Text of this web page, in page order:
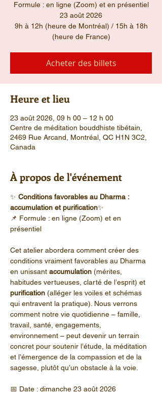
Formule : en ligne (Zoom) et en présentiel
23 août 2026
9h à 12h (heure de Montréal) / 15h à 18h
(heure de France)
Acheter des billets
Heure et lieu
23 août 2026, 09 h 00 – 12 h 00
Centre de méditation bouddhiste tibétain,
2469 Rue Arcand, Montréal, QC H1N 3C2,
Canada
À propos de l'événement
✨ Conditions favorables au Dharma :
accumulation et purification✨
📌 Formule : en ligne (Zoom) et en
présentiel
Cet atelier abordera comment créer des
conditions vraiment favorables au Dharma
en unissant accumulation (mérites,
habitudes vertueuses, clarté de l’esprit) et
purification (alléger les voiles et schémas
qui entravent la pratique). Nous verrons
comment notre vie quotidienne – famille,
travail, santé, engagements,
environnement – peut devenir un terrain
concret pour soutenir l’étude, la méditation
et l’émergence de la compassion et de la
sagesse, plutôt qu’un obstacle à la voie.
📅 Date : dimanche 23 août 2026